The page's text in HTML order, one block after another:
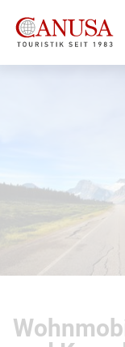
Service